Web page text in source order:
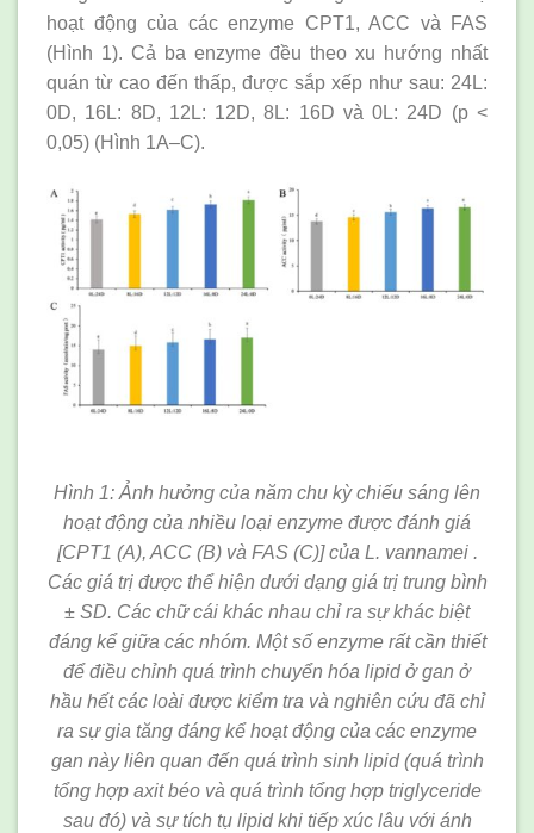
hoạt động của các enzyme CPT1, ACC và FAS
(Hình 1). Cả ba enzyme đều theo xu hướng nhất
quán từ cao đến thấp, được sắp xếp như sau: 24L:
0D, 16L: 8D, 12L: 12D, 8L: 16D và 0L: 24D (p <
0,05) (Hình 1A–C).
Hình 1: Ảnh hưởng của năm chu kỳ chiếu sáng lên
hoạt động của nhiều loại enzyme được đánh giá
[CPT1 (A), ACC (B) và FAS (C)] của L. vannamei .
Các giá trị được thể hiện dưới dạng giá trị trung bình
± SD. Các chữ cái khác nhau chỉ ra sự khác biệt
đáng kể giữa các nhóm. Một số enzyme rất cần thiết
để điều chỉnh quá trình chuyển hóa lipid ở gan ở
hầu hết các loài được kiểm tra và nghiên cứu đã chỉ
ra sự gia tăng đáng kể hoạt động của các enzyme
gan này liên quan đến quá trình sinh lipid (quá trình
tổng hợp axit béo và quá trình tổng hợp triglyceride
sau đó) và sự tích tụ lipid khi tiếp xúc lâu với ánh